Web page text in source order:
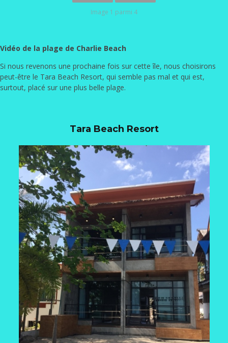
Image 1 parmi 4
Vidéo de la plage de Charlie Beach
Si nous revenons une prochaine fois sur cette île, nous choisirons
peut-être le Tara Beach Resort, qui semble pas mal et qui est,
surtout, placé sur une plus belle plage.
Tara Beach Resort